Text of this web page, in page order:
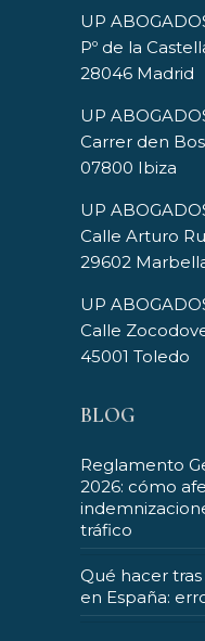
UP
Pº de la
28046 Madrid
UP
Carrer den
07800 Ibiza
UP
Calle Arturo
29602
UP
Calle
45001 Toledo
BLOG
Reglamento
2026: cómo
tráfico
Qué hacer
en España: